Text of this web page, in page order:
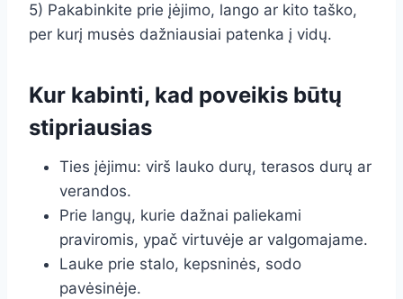
5) Pakabinkite prie įėjimo, lango ar kito taško,
per kurį musės dažniausiai patenka į vidų.
Kur kabinti, kad poveikis būtų
stipriausias
Ties įėjimu: virš lauko durų, terasos durų ar
verandos.
Prie langų, kurie dažnai paliekami
praviromis, ypač virtuvėje ar valgomajame.
Lauke prie stalo, kepsninės, sodo
pavėsinėje.